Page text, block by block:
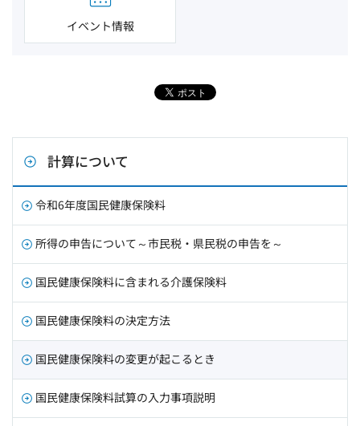
イベント情報
計算について
令和6年度国民健康保険料
所得の申告について～市民税・県民税の申告を～
国民健康保険料に含まれる介護保険料
国民健康保険料の決定方法
国民健康保険料の変更が起こるとき
国民健康保険料試算の入力事項説明